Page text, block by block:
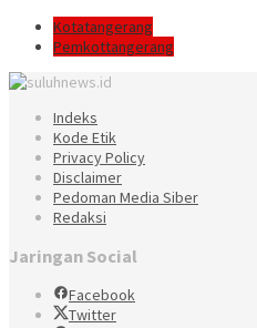
Kotatangerang
Pemkottangerang
Indeks
Kode Etik
Privacy Policy
Disclaimer
Pedoman Media Siber
Redaksi
Jaringan Social
Facebook
Twitter